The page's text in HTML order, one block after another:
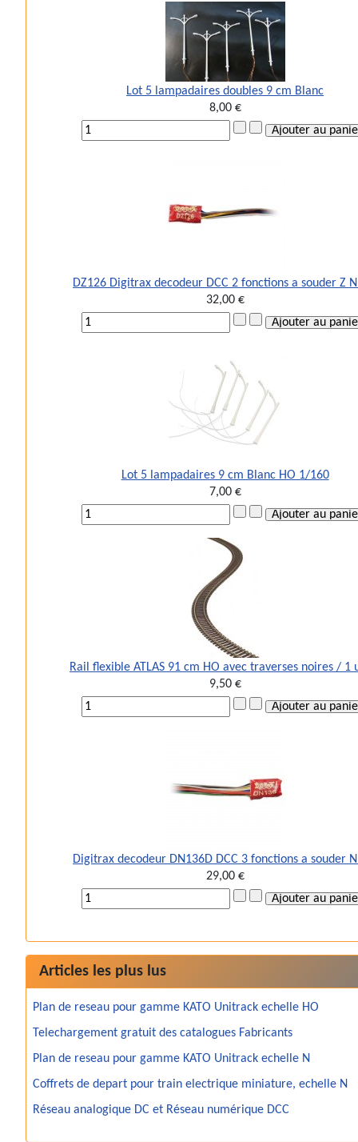
Lot 5 lampadaires doubles 9 cm Blanc
8,00 €
DZ126 Digitrax decodeur DCC 2 fonctions a souder Z
32,00 €
Lot 5 lampadaires 9 cm Blanc HO 1/160
7,00 €
Rail flexible ATLAS 91 cm HO avec traverses noires / 1
9,50 €
Digitrax decodeur DN136D DCC 3 fonctions a souder
29,00 €
Articles les plus lus
Plan de reseau pour gamme KATO Unitrack echelle HO
Telechargement gratuit des catalogues Fabricants
Plan de reseau pour gamme KATO Unitrack echelle N
Coffrets de depart pour train electrique miniature, echelle N
Réseau analogique DC et Réseau numérique DCC